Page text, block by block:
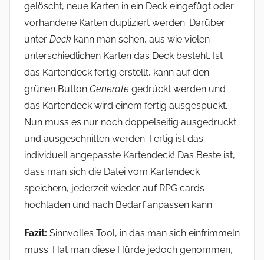
gelöscht, neue Karten in ein Deck eingefügt oder
vorhandene Karten dupliziert werden. Darüber
unter Deck kann man sehen, aus wie vielen
unterschiedlichen Karten das Deck besteht. Ist
das Kartendeck fertig erstellt, kann auf den
grünen Button Generate gedrückt werden und
das Kartendeck wird einem fertig ausgespuckt.
Nun muss es nur noch doppelseitig ausgedruckt
und ausgeschnitten werden. Fertig ist das
individuell angepasste Kartendeck! Das Beste ist,
dass man sich die Datei vom Kartendeck
speichern, jederzeit wieder auf RPG cards
hochladen und nach Bedarf anpassen kann.
Fazit: Sinnvolles Tool, in das man sich einfrimmeln
muss. Hat man diese Hürde jedoch genommen,